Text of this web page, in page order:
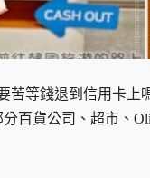
苦等錢退到信用卡
百貨公司、超市、